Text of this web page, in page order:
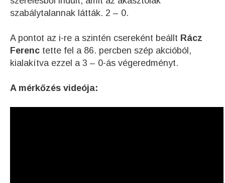
szabálytalannak látták. 2 – 0.
A pontot az i-re a szintén csereként beállt Rácz
Ferenc tette fel a 86. percben szép akcióból,
kialakítva ezzel a 3 – 0-ás végeredményt.
A mérkőzés videója: